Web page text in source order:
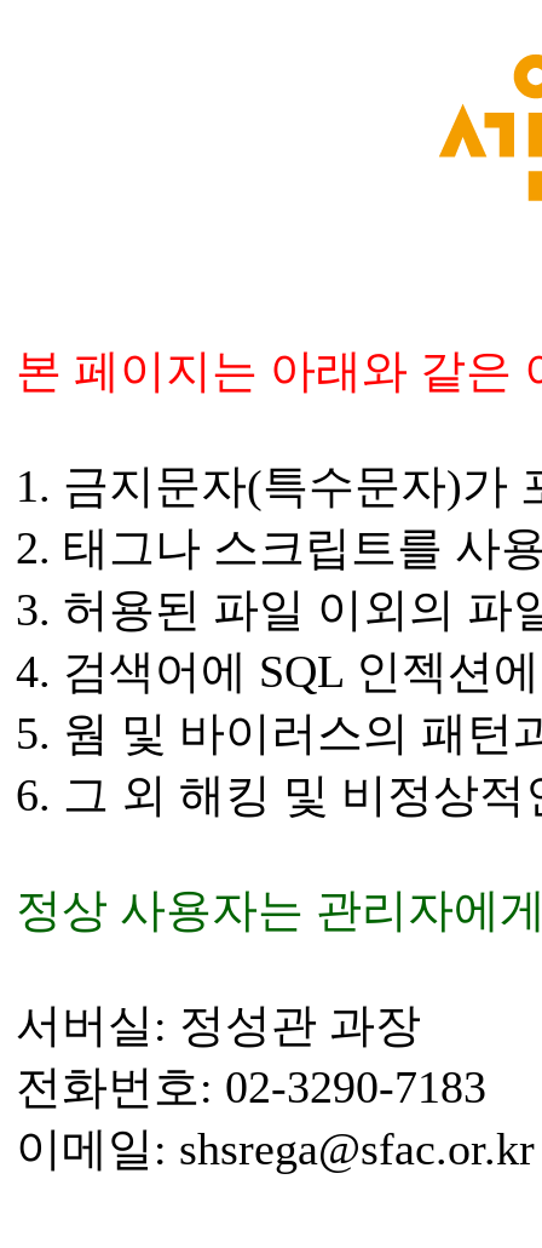
본 페이지는 아래와 같은
1. 금지문자(특수문자)가
2. 태그나 스크립트를 사
3. 허용된 파일 이외의 파
4. 검색어에 SQL 인젝션
5. 웜 및 바이러스의 패턴
6. 그 외 해킹 및 비정상적
정상 사용자는 관리자에
서버실: 정성관 과장
전화번호: 02-3290-7183
이메일: shsrega@sfac.or.kr